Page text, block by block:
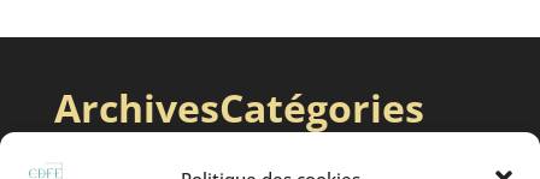
ArchivesCatégories